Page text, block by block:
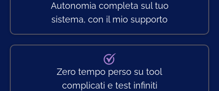
Autonomia completa sul tuo
sistema, con il mio supporto
Zero tempo perso su tool
complicati e test infiniti